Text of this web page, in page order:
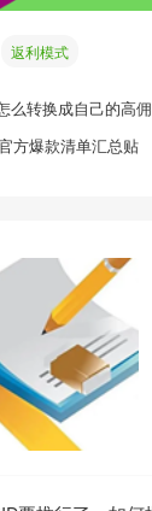
返利模式
么转换成自己的高
方爆款清单汇总贴